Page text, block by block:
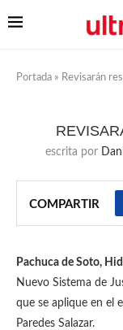
Portada » Revisarán
escrita por
COMPARTIR
Pachuca de Soto,
Nuevo Sistema de
que se aplique en el
Paredes Salazar.